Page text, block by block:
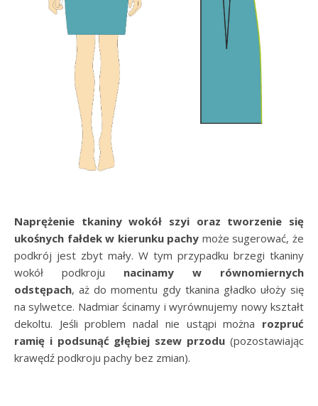
Naprężenie tkaniny wokół szyi oraz tworzenie się
ukośnych fałdek w kierunku pachy może sugerować, że
podkrój jest zbyt mały. W tym przypadku brzegi tkaniny
wokół podkroju nacinamy w równomiernych
odstępach, aż do momentu gdy tkanina gładko ułoży się
na sylwetce. Nadmiar ścinamy i wyrównujemy nowy kształt
dekoltu. Jeśli problem nadal nie ustąpi można rozpruć
ramię i podsunąć głębiej szew przodu (pozostawiając
krawędź podkroju pachy bez zmian).